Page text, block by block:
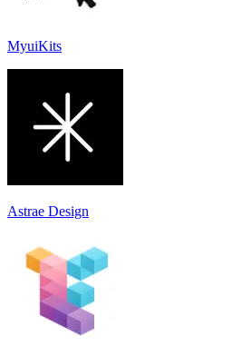
MyuiKits
Astrae Design